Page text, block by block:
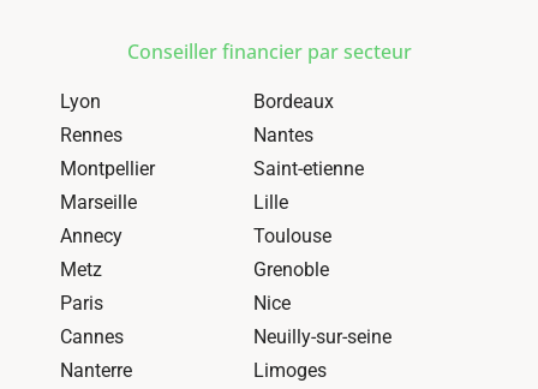
Conseiller financier par secteur
Lyon
Bordeaux
Rennes
Nantes
Montpellier
Saint-etienne
Marseille
Lille
Annecy
Toulouse
Metz
Grenoble
Paris
Nice
Cannes
Neuilly-sur-seine
Nanterre
Limoges